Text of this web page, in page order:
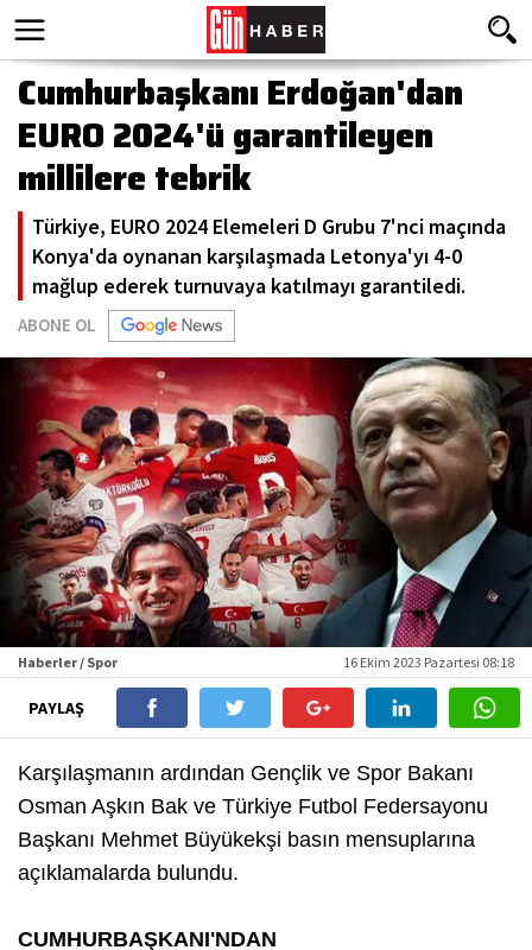
Cumhurbaşkanı Erdoğan'dan
EURO 2024'ü garantileyen
millilere tebrik
Türkiye, EURO 2024 Elemeleri D Grubu 7'nci maçında
Konya'da oynanan karşılaşmada Letonya'yı 4-0
mağlup ederek turnuvaya katılmayı garantiledi.
ABONE OL
Haberler / Spor 16 Ekim 2023 Pazartesi 08:18
PAYLAŞ
Karşılaşmanın ardından Gençlik ve Spor Bakanı
Osman Aşkın Bak ve Türkiye Futbol Federsayonu
Başkanı Mehmet Büyükekşi basın mensuplarına
açıklamalarda bulundu.
CUMHURBAŞKANI'NDAN